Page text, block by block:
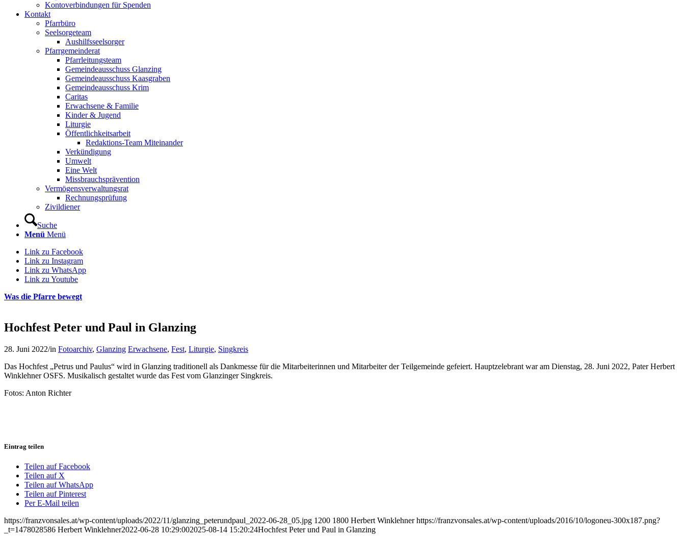
Kontoverbindungen für Spenden
Kontakt
Pfarrbüro
Seelsorgeteam
Aushilfsseelsorger
Pfarrgemeinderat
Pfarrleitungsteam
Gemeindeausschuss Glanzing
Gemeindeausschuss Kaasgraben
Gemeindeausschuss Krim
Caritas
Erwachsene & Familie
Kinder & Jugend
Liturgie
Öffentlichkeitsarbeit
Redaktions-Team Miteinander
Verkündigung
Umwelt
Eine Welt
Missbrauchsprävention
Vermögensverwaltungsrat
Rechnungsprüfung
Zivildiener
Suche
Menü Menü
Link zu Facebook
Link zu Instagram
Link zu WhatsApp
Link zu Youtube
Was die Pfarre bewegt
Hochfest Peter und Paul in Glanzing
28. Juni 2022/in Fotoarchiv, Glanzing Erwachsene, Fest, Liturgie, Singkreis
Das Hochfest „Petrus und Paulus“ wird in Glanzing traditionell als Dankmesse für die Mitarbeiterinnen und Mitarbeiter der Teilgemeinde gefeiert. Hauptzelebrant war am Dienstag, 28. Juni 2022, Pater Herbert
Winklehner OSFS. Musikalisch gestaltet wurde das Fest vom Glanzinger Singkreis.
Fotos: Anton Richter
Eintrag teilen
Teilen auf Facebook
Teilen auf X
Teilen auf WhatsApp
Teilen auf Pinterest
Per E-Mail teilen
https://franzvonsales.at/wp-content/uploads/2022/11/glanzing_peterundpaul_2022-06-28_05.jpg 1200 1800 Herbert Winklehner https://franzvonsales.at/wp-content/uploads/2016/10/logoneu-300x187.png?
_t=1478028586 Herbert Winklehner2022-06-28 10:29:002025-08-14 15:20:24Hochfest Peter und Paul in Glanzing